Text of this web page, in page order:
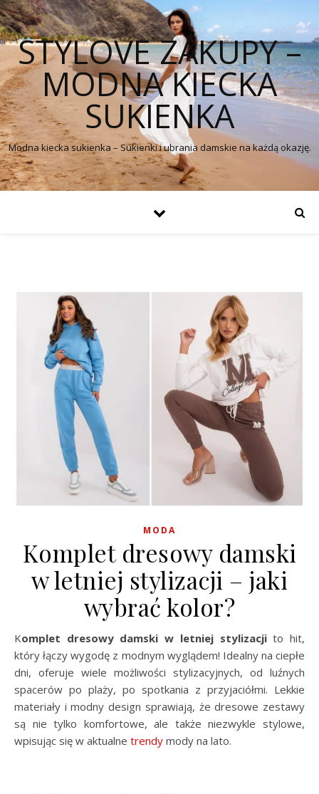
STYLOVE ZAKUPY –
MODNA KIECKA
SUKIENKA
Modna kiecka sukienka – Sukienki i ubrania damskie na każdą okazję.
MODA
Komplet dresowy damski
w letniej stylizacji – jaki
wybrać kolor?
Komplet dresowy damski w letniej stylizacjito hit,
który łączy wygodę z modnym wyglądem! Idealny na ciepłe
dni, oferuje wiele możliwości stylizacyjnych, od luźnych
spacerów po plaży, po spotkania z przyjaciółmi. Lekkie
materiały i modny design sprawiają, że dresowe zestawy
są nie tylko komfortowe, ale także niezwykle stylowe,
wpisując się w aktualne trendy mody na lato.